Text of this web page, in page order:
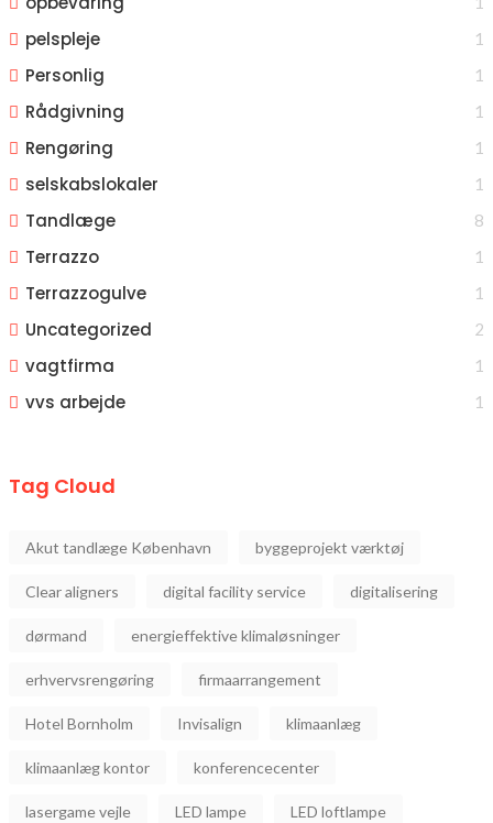
pelspleje 1
Personlig 1
Rådgivning 1
Rengøring 1
selskabslokaler 1
Tandlæge 8
Terrazzo 1
Terrazzogulve 1
Uncategorized 2
vagtfirma 1
vvs arbejde 1
Tag Cloud
Akut tandlæge København byggeprojekt værktøj
Clear aligners digital facility service digitalisering
dørmand energieffektive klimaløsninger
erhvervsrengøring firmaarrangement
Hotel Bornholm Invisalign klimaanlæg
klimaanlæg kontor konferencecenter
lasergame vejle LED lampe LED loftlampe